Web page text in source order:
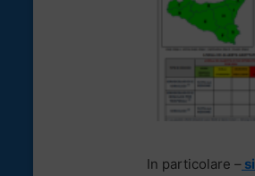
In particolare –